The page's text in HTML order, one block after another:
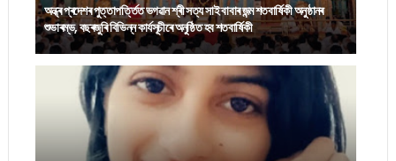
অন্ধ্ৰ প্ৰদেশৰ পুত্তাপৰ্ত্তিত ভগৱান শ্ৰী সত্য সাই বাবাৰ জন্ম শতবাৰ্ষিকী অনুষ্ঠানৰ
শুভাৰম্ভ, বছৰজুৰি বিভিন্ন কাৰ্যসূচীৰে অনুষ্ঠিত হব শতবাৰ্ষিকী